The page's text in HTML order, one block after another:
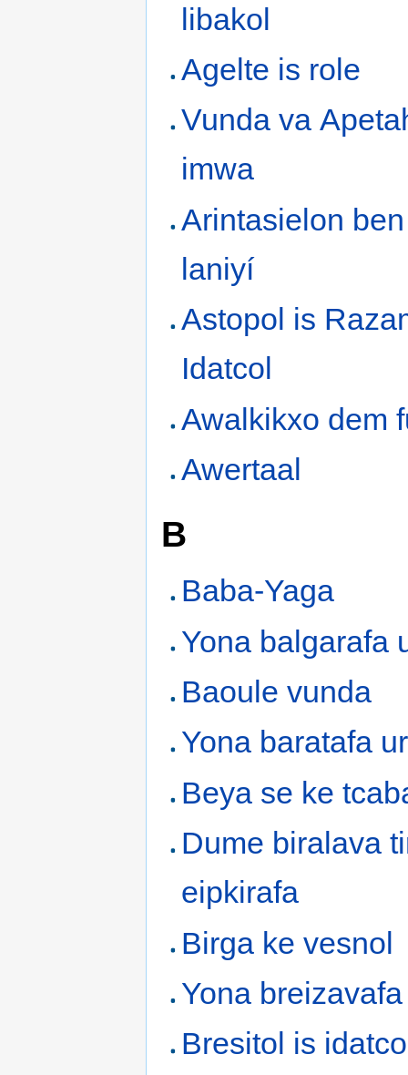
libakol
Agelte is role
Vunda va
imwa
Arintasielon
laniyí
Astopol is
Idatcol
Awalkikxo dem
Awertaal
B
Baba-Yaga
Yona balgarafa
Baoule vunda
Yona baratafa
Beya se ke
Dume biralava
eipkirafa
Birga ke vesnol
Yona
Bresitol is